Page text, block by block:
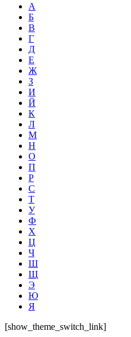
А
Б
В
Г
Д
Е
Ж
З
И
Й
К
Л
М
Н
О
П
Р
С
Т
У
Ф
Х
Ц
Ч
Ш
Щ
Э
Ю
Я
[show_theme_switch_link]